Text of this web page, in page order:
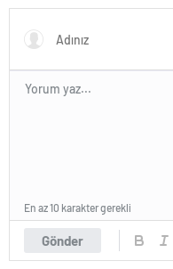
Gönder
En az 10 karakter gerekli